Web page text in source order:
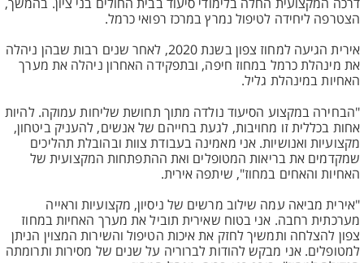
דרכה המקצועית החלה בלימודי סיעוד בבית החולים בני ציון. בהמשך,
הצטרפה ליחידה לטיפול נמרץ במרכז רפואי כרמל.
אירית הגיעה למחוז צפון בשנת 2020, לאחר שנים רבות שבהן ניהלה
את מינהלת כרמל במחוז חיפה, ובתפקידה האחרון ניהלה את מערך
האחיות במינהלת גליל.
"הבחירה במקצוע הסיעוד נולדה מתוך תחושת שליחות עמוקה. להיות
אחות בכללית זו מחויבות, לגעת בחייהם של אנשים, להעניק ביטחון,
מקצועיות ואנושיות. אני מאמינה בעבודת צוות ובהובלת תהליכים
שמקדמים את בריאות המטופלים ואת ההתפתחות המקצועית של
האחיות והאחים במחוז", שיתפה אירית.
"אירית מביאה עמה שילוב מרשים של ניסיון, מקצועיות וראייה
מערכתית רחבה. אני בטוח שאירית תוביל את מערך האחיות במחוז
צפון להצלחה ותמשיך לחזק את איכות הטיפול והשירות המצוין הניתן
למטופלים. אני מבקש להודות לברוריה על שנים של מסירות ותרומתה